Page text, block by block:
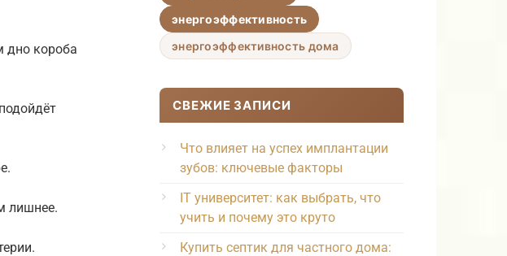
дно короба
лишнее.
энергоэффективность
энергоэффективность дома
СВЕЖИЕ ЗАПИСИ
Что влияет на успех имплантации
зубов: ключевые факторы
IT университет: как выбрать, что
учить и почему это круто
Купить септик для частного дома: